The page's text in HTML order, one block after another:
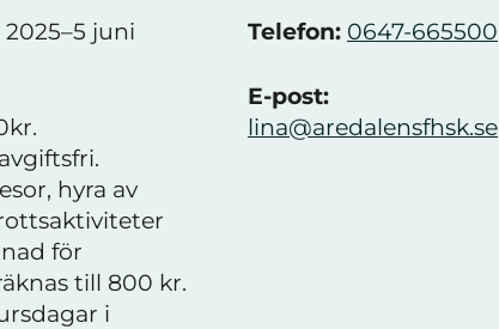
juni
hyra av
för
till 800 kr.
i
Telefon: 0647-665500
E-post:
lina@aredalensfhsk.se